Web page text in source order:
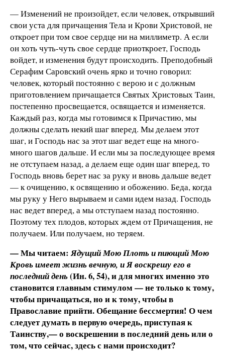
— Изменений не произойдет, если человек, открывший
свои уста для причащения Тела и Крови Христовой, не
откроет при том свое сердце ни на миллиметр. А если
он хоть чуть-чуть свое сердце приоткроет, Господь
войдет, и изменения будут происходить. Преподобный
Серафим Саровский очень ярко и точно говорил:
человек, который постоянно с верою и с должным
приготовлением причащается Святых Христовых Таин,
постепенно просвещается, освящается и изменяется.
Каждый раз, когда мы готовимся к Причастию, мы
должны сделать некий шаг вперед. Мы делаем этот
шаг, и Господь нас за этот шаг ведет еще на много-
много шагов дальше. И если мы за последующее время
не отступаем назад, а делаем еще один шаг вперед, то
Господь вновь берет нас за руку и вновь дальше ведет
— к очищению, к освящению и обожению. Беда, когда
мы руку у Него вырываем и сами идем назад. Господь
нас ведет вперед, а мы отступаем назад постоянно.
Поэтому тех плодов, которых ждем от Причащения, не
получаем. Или получаем, но теряем.
— Мы читаем:Ядущий Мою Плоть и пиющий Мою
Кровь имеет жизнь вечную, и Я воскрешу его в
последний день(Ин. 6, 54), и для многих именно это
становится главным стимулом — не только к тому,
чтобы причащаться, но и к тому, чтобы в
Православие прийти. Обещание бессмертия! О чем
следует думать в первую очередь, приступая к
Таинству,— о воскрешении в последний день или о
том, что сейчас, здесь с нами происходит?